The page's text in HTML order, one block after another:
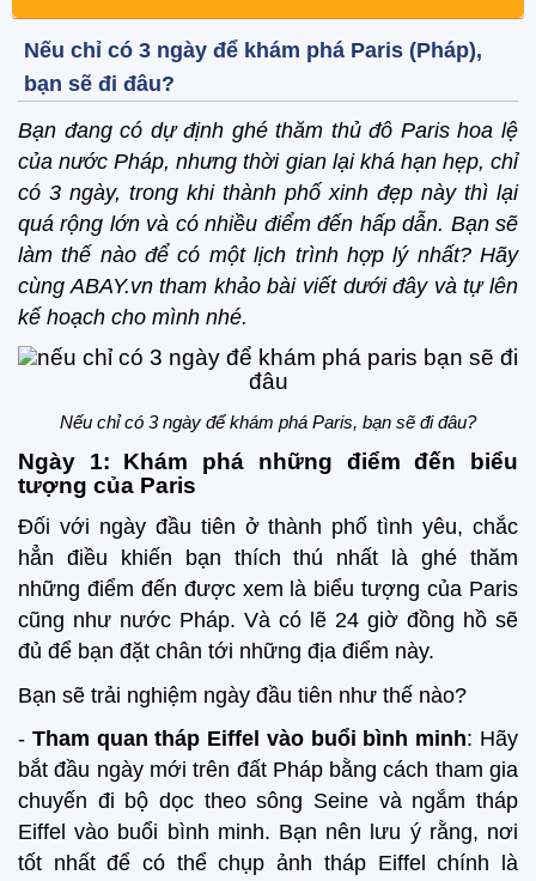
Nếu chỉ có 3 ngày để khám phá Paris (Pháp),
bạn sẽ đi đâu?
Bạn đang có dự định ghé thăm thủ đô Paris hoa lệ
của nước Pháp, nhưng thời gian lại khá hạn hẹp, chỉ
có 3 ngày, trong khi thành phố xinh đẹp này thì lại
quá rộng lớn và có nhiều điểm đến hấp dẫn. Bạn sẽ
làm thế nào để có một lịch trình hợp lý nhất? Hãy
cùng ABAY.vn tham khảo bài viết dưới đây và tự lên
kế hoạch cho mình nhé.
Nếu chỉ có 3 ngày để khám phá Paris, bạn sẽ đi đâu?
Ngày 1: Khám phá những điểm đến biểu
tượng của Paris
Đối với ngày đầu tiên ở thành phố tình yêu, chắc
hẳn điều khiến bạn thích thú nhất là ghé thăm
những điểm đến được xem là biểu tượng của Paris
cũng như nước Pháp. Và có lẽ 24 giờ đồng hồ sẽ
đủ để bạn đặt chân tới những địa điểm này.
Bạn sẽ trải nghiệm ngày đầu tiên như thế nào?
- Tham quan tháp Eiffel vào buổi bình minh: Hãy
bắt đầu ngày mới trên đất Pháp bằng cách tham gia
chuyến đi bộ dọc theo sông Seine và ngắm tháp
Eiffel vào buổi bình minh. Bạn nên lưu ý rằng, nơi
tốt nhất để có thể chụp ảnh tháp Eiffel chính là